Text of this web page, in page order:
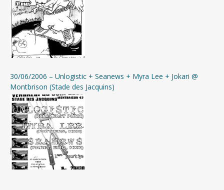
30/06/2006 – Unlogistic + Seanews + Myra Lee + Jokari @
Montbrison (Stade des Jacquins)